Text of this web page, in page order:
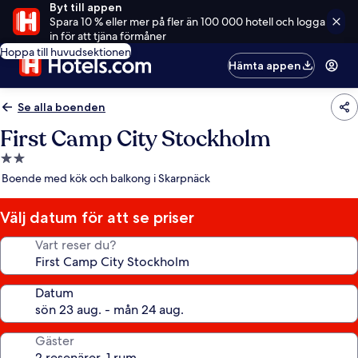
Byt till appen
Spara 10 % eller mer på fler än 100 000 hotell och logga
in för att tjäna förmåner
Hoppa till huvudsektionen
Hämta appen
Se alla boenden
First Camp City Stockholm
2.0-
stjärnigt
Boende med kök och balkong i Skarpnäck
Välj datum för att se priser
Vart reser du?
Datum
Gäster